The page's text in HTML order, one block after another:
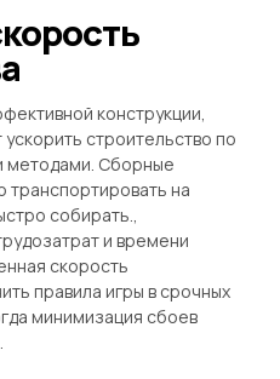
конструкции,
строительство по
методами. Сборные
на
собирать.,
и времени
скорость
правила игры в срочных
минимизация сбоев